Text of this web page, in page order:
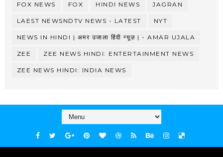
FOX NEWS FOX HINDI NEWS JAGRAN
LAEST NEWSNDTV NEWS - LATEST NYT
NEWS IN HINDI | अमर उजाला हिंदी न्यूज़ | - AMAR UJALA
ZEE ZEE NEWS HINDI: ENTERTAINMENT NEWS
ZEE NEWS HINDI: INDIA NEWS